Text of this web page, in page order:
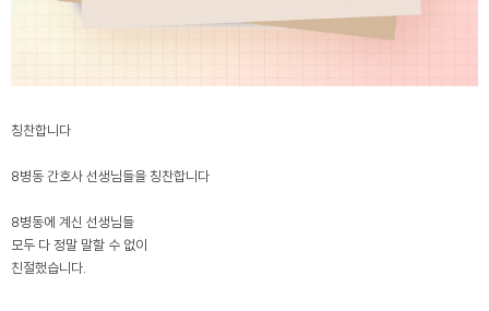
칭찬합니다
8병동 간호사 선생님들을 칭찬합니다
8병동에 계신 선생님들
모두 다 정말 말할 수 없이
친절했습니다.